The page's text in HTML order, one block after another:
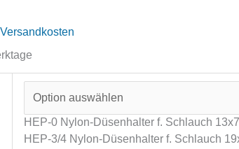
Versandkosten
HEP-0 Nylon-Düsenhalter f. Schlauch 13x7
HEP-3/4 Nylon-Düsenhalter f. Schlauch